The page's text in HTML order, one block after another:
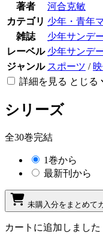
著者
河合克敏
カテゴリ 少年・青年
雑誌
少年サンデ
レーベル 少年サンデ
ジャンル スポーツ /
詳細を見る とじる
シリーズ
全30巻完結
1巻から
最新刊から
未購入分をまとめて
カートに追加しました